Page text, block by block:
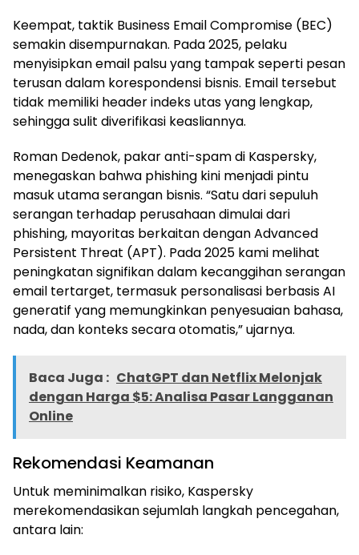
Keempat, taktik Business Email Compromise (BEC)
semakin disempurnakan. Pada 2025, pelaku
menyisipkan email palsu yang tampak seperti pesan
terusan dalam korespondensi bisnis. Email tersebut
tidak memiliki header indeks utas yang lengkap,
sehingga sulit diverifikasi keasliannya.
Roman Dedenok, pakar anti-spam di Kaspersky,
menegaskan bahwa phishing kini menjadi pintu
masuk utama serangan bisnis. “Satu dari sepuluh
serangan terhadap perusahaan dimulai dari
phishing, mayoritas berkaitan dengan Advanced
Persistent Threat (APT). Pada 2025 kami melihat
peningkatan signifikan dalam kecanggihan serangan
email tertarget, termasuk personalisasi berbasis AI
generatif yang memungkinkan penyesuaian bahasa,
nada, dan konteks secara otomatis,” ujarnya.
Baca Juga : ChatGPT dan Netflix Melonjak
dengan Harga $5: Analisa Pasar Langganan
Online
Rekomendasi Keamanan
Untuk meminimalkan risiko, Kaspersky
merekomendasikan sejumlah langkah pencegahan,
antara lain: